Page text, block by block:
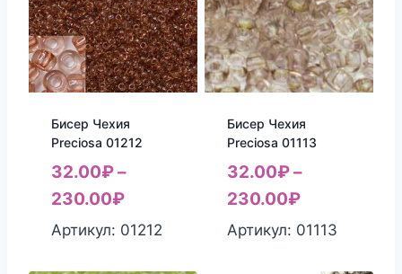
Бисер Чехия
Preciosa 01212
32.00₽–
230.00₽
Артикул: 01212
Бисер Чехия
Preciosa 01113
32.00₽–
230.00₽
Артикул: 01113